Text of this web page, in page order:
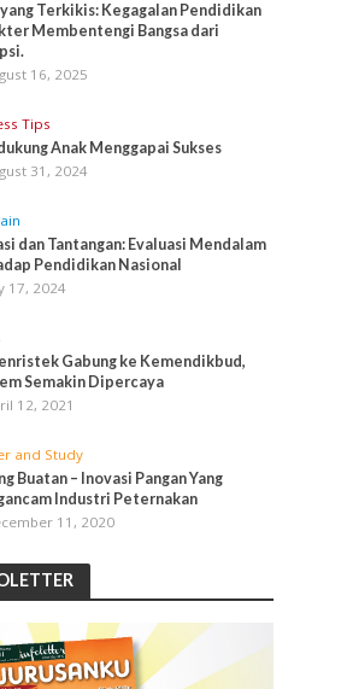
Terkikis: Kegagalan Pendidikan
Membentengi Bangsa dari
16, 2025
Tips
Anak Menggapai Sukses
31, 2024
dan Tantangan: Evaluasi Mendalam
Pendidikan Nasional
17, 2024
Gabung ke Kemendikbud,
Semakin Dipercaya
12, 2021
and Study
Buatan – Inovasi Pangan Yang
Industri Peternakan
11, 2020